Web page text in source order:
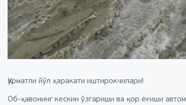
Ҳурматли йўл ҳаракати иштирокчилари!
Об-ҳавонинг кескин ўзгариши ва қор ёғиши